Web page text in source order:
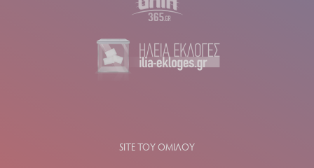
SITE ΤΟΥ ΟΜΙΛΟΥ